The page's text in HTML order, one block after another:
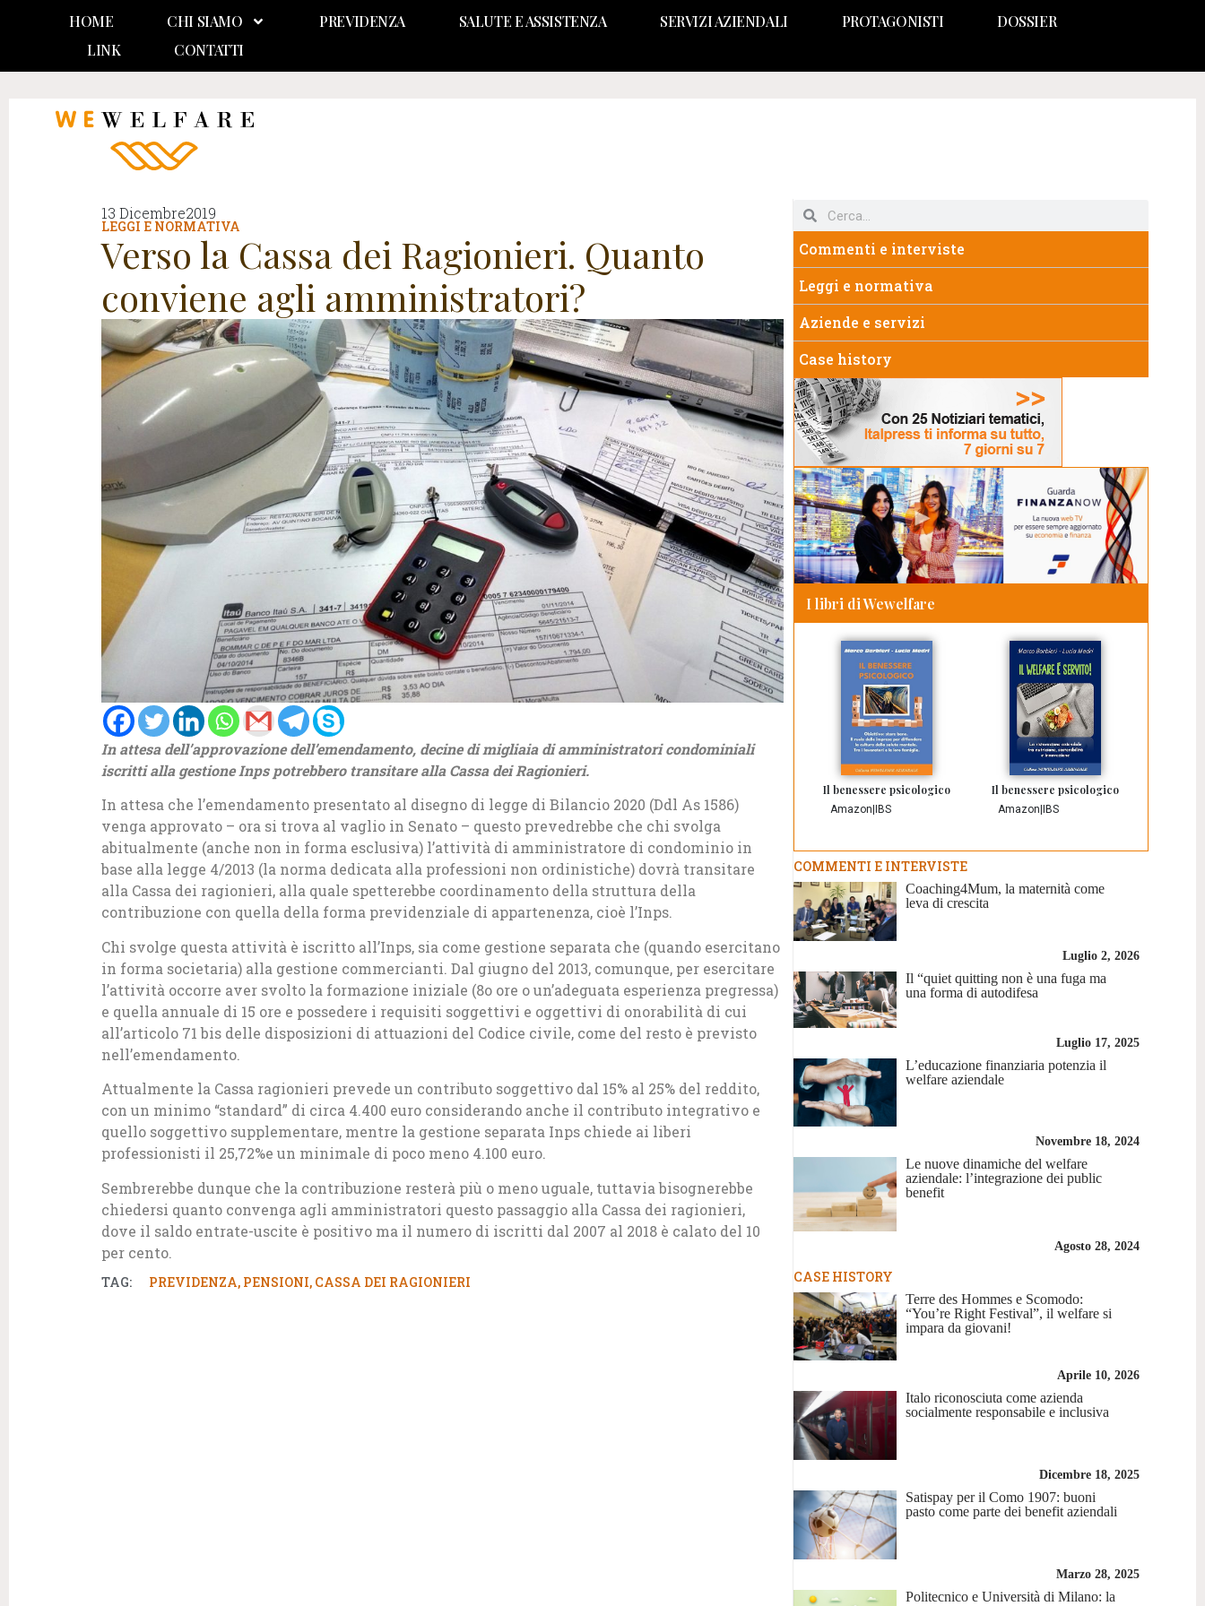
HOME CHI SIAMO PREVIDENZA SALUTE E ASSISTENZA SERVIZI AZIENDALI PROTAGONISTI
DOSSIER
LINK
CONTATTI
13 Dicembre2019
LEGGI E NORMATIVA
Verso la Cassa dei Ragionieri. Quanto
conviene agli amministratori?
In attesa dell’approvazione dell’emendamento, decine di migliaia di amministratori condominiali
iscritti alla gestione Inps potrebbero transitare alla Cassa dei Ragionieri.
In attesa che l’emendamento presentato al disegno di legge di Bilancio 2020 (Ddl As 1586)
venga approvato – ora si trova al vaglio in Senato – questo prevedrebbe che chi svolga
abitualmente (anche non in forma esclusiva) l’attività di amministratore di condominio in
base alla legge 4/2013 (la norma dedicata alla professioni non ordinistiche) dovrà transitare
alla Cassa dei ragionieri, alla quale spetterebbe coordinamento della struttura della
contribuzione con quella della forma previdenziale di appartenenza, cioè l’Inps.
Chi svolge questa attività è iscritto all’Inps, sia come gestione separata che (quando esercitano
in forma societaria) alla gestione commercianti. Dal giugno del 2013, comunque, per esercitare
l’attività occorre aver svolto la formazione iniziale (8o ore o un’adeguata esperienza pregressa)
e quella annuale di 15 ore e possedere i requisiti soggettivi e oggettivi di onorabilità di cui
all’articolo 71 bis delle disposizioni di attuazioni del Codice civile, come del resto è previsto
nell’emendamento.
Attualmente la Cassa ragionieri prevede un contributo soggettivo dal 15% al 25% del reddito,
con un minimo “standard” di circa 4.400 euro considerando anche il contributo integrativo e
quello soggettivo supplementare, mentre la gestione separata Inps chiede ai liberi
professionisti il 25,72%e un minimale di poco meno 4.100 euro.
Sembrerebbe dunque che la contribuzione resterà più o meno uguale, tuttavia bisognerebbe
chiedersi quanto convenga agli amministratori questo passaggio alla Cassa dei ragionieri,
dove il saldo entrate-uscite è positivo ma il numero di iscritti dal 2007 al 2018 è calato del 10
per cento.
TAG: PREVIDENZA, PENSIONI, CASSA DEI RAGIONIERI
Commenti e interviste
Leggi e normativa
Aziende e servizi
Case history
I libri di Wewelfare
Il benessere psicologico
Amazon IBS
Il benessere psicologico
Amazon IBS
COMMENTI E INTERVISTE
Coaching4Mum, la maternità come
leva di crescita
Luglio 2, 2026
Il “quiet quitting non è una fuga ma
una forma di autodifesa
Luglio 17, 2025
L’educazione finanziaria potenzia il
welfare aziendale
Novembre 18, 2024
Le nuove dinamiche del welfare
aziendale: l’integrazione dei public
benefit
Agosto 28, 2024
CASE HISTORY
Terre des Hommes e Scomodo:
“You’re Right Festival”, il welfare si
impara da giovani!
Aprile 10, 2026
Italo riconosciuta come azienda
socialmente responsabile e inclusiva
Dicembre 18, 2025
Satispay per il Como 1907: buoni
pasto come parte dei benefit aziendali
Marzo 28, 2025
Politecnico e Università di Milano: la